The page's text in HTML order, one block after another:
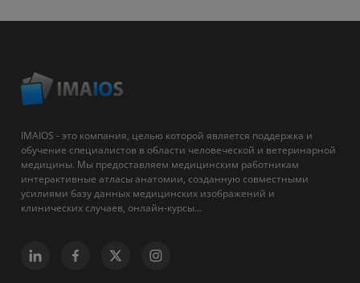
IMAIOS - это компания, целью которой является поддержка и
обучение специалистов в области человеческой и ветеринарной
медицины. Мы предоставляем медицинским работникам
интерактивные атласы анатомии, созданную совместными
усилиями базу данных медицинских изображений и
клинических случаев, онлайн-курсы...